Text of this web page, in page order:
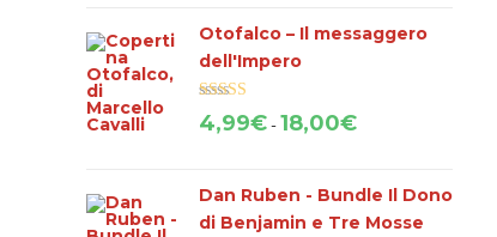
57,00€.
35,00€.
Otofalco – Il messaggero
dell'Impero
Valutato
4.67su 5
4,99€-18,00€Fascia
da
4,99€
Dan Ruben - Bundle Il Dono
di Benjamin e Tre Mosse